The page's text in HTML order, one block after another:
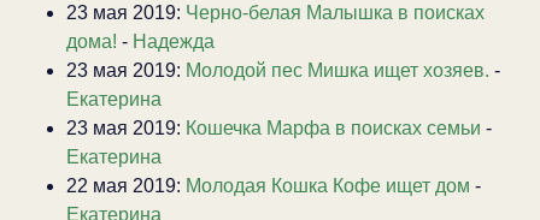
23 мая 2019: Черно-белая Малышка в поисках
дома! - Надежда
23 мая 2019: Молодой пес Мишка ищет хозяев. -
Екатерина
23 мая 2019: Кошечка Марфа в поисках семьи -
Екатерина
22 мая 2019: Молодая Кошка Кофе ищет дом -
Екатерина